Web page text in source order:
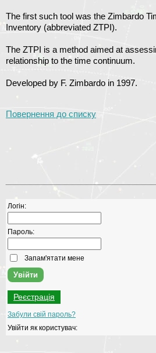
The first such tool was the Zimbardo
Inventory (abbreviated ZTPI).
The ZTPI is a method aimed at
relationship to the time continuum.
Developed by F. Zimbardo in 1997.
Повернення до списку
Логін:
Пароль:
Запам'ятати мене
Реєстрація
Забули свій пароль?
Увійти як користувач: